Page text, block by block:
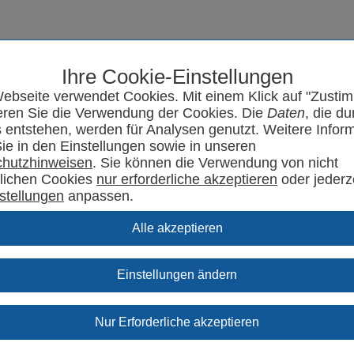
Ihre Cookie-Einstellungen
verwendet Cookies. Mit einem Klick auf
Sie die Verwendung der Cookies. Die Daten, die
entstehen, werden für Analysen genutzt. Weitere
in den Einstellungen sowie in unseren
. Sie können die Verwendung von nicht
Cookies
oder
anpassen.
Einstellungen ändern
Seminarprogramm SYRCode² Aktuelles Support Kontakt
Specials.